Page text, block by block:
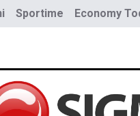
Sportime Economy